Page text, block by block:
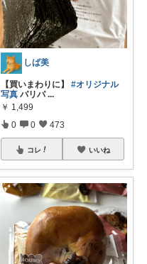
しば美
【買いまわりに】 #オリジナル
写真 パリパ ...
￥ 1,499
0 0 473
コレ いいね